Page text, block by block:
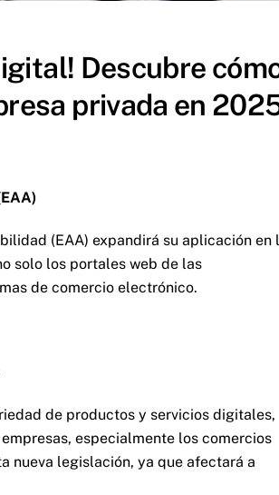
Descubre
privada en
(EAA) expandirá su aplicación en
solo los portales web de las
de comercio electrónico.
de productos y servicios digitales,
especialmente los comercios
nueva legislación, ya que afectará a